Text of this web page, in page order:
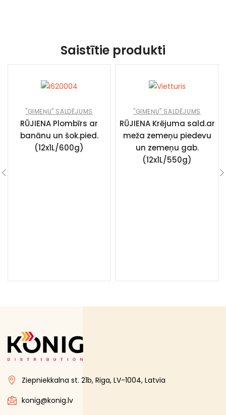
Saistītie produkti
"ĢIMEŅU" SALDĒJUMS
RŪJIENA Plombīrs ar
banānu un šok.pied.
(12x1L/600g)
"ĢIMEŅU" SALDĒJUMS
RŪJIENA Krējuma sald.ar
meža zemeņu piedevu
un zemeņu gab.
(12x1L/550g)
Ziepniekkalna st. 21b, Riga, LV-1004, Latvia
konig@konig.lv